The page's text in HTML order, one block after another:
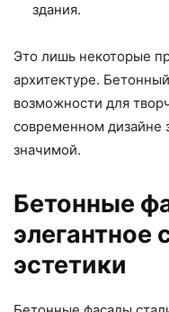
здания.
Это лишь некоторые
архитектуре.
возможности для
современном дизайне
значимой.
Бетонные
элегантное
эстетики